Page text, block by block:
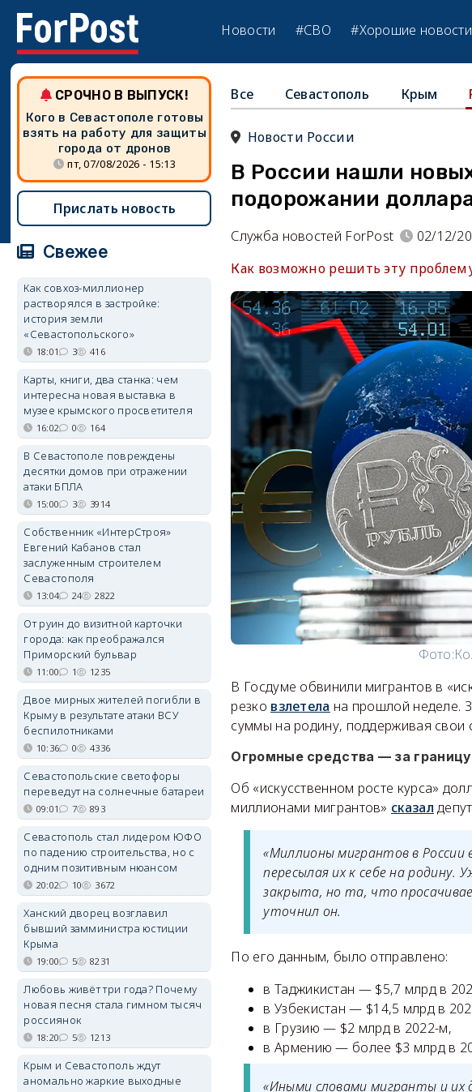
Новости #СВО #Хорошие новости
Все Севастополь Крым
Новости России
В России нашли
подорожании
Служба новостей ForPost
02/12/
Как возможно решить эту
Фото:
В Госдуме обвинили мигрантов в
резко взлетела на прошлой неделе.
суммы на родину, поддерживая свои
Огромные средства — за границу
Об «искусственном росте курса»
миллионами мигрантов» сказал
«Миллионы мигрантов в
пересылая их к себе на
закрыта, но та, что
уточнил он.
По его данным, было отправлено:
в Таджикистан — $5,7 млрд в
в Узбекистан — $14,5 млрд в
в Грузию — $2 млрд в 2022-м,
в Армению — более $3 млрд в
«Иными словами мигранты и их
СРОЧНО В ВЫПУСК!
Кого в Севастополе готовы
взять на работу для защиты
города от дронов
пт, 07/08/2026 - 15:13
Прислать новость
Свежее
Как совхоз-миллионер
растворялся в застройке:
история земли
«Севастопольского»
18:01 3 416
Карты, книги, два станка: чем
интересна новая выставка в
музее крымского просветителя
16:02 0 164
В Севастополе повреждены
десятки домов при отражении
атаки БПЛА
15:00 3 3914
Собственник «ИнтерСтроя»
Евгений Кабанов стал
заслуженным строителем
Севастополя
13:04 24 2822
От руин до визитной карточки
города: как преображался
Приморский бульвар
11:00 1 1235
Двое мирных жителей погибли в
Крыму в результате атаки ВСУ
беспилотниками
10:36 0 4336
Севастопольские светофоры
переведут на солнечные батареи
09:01 7 893
Севастополь стал лидером ЮФО
по падению строительства, но с
одним позитивным нюансом
20:02 10 3672
Ханский дворец возглавил
бывший замминистра юстиции
Крыма
19:00 5 8231
Любовь живёт три года? Почему
новая песня стала гимном тысяч
россиянок
18:20 5 1213
Крым и Севастополь ждут
аномально жаркие выходные